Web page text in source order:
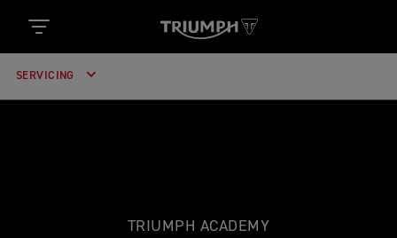
SERVICING
TRIUMPH ACADEMY